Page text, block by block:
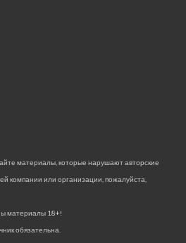
материалы, которые нарушают авторские
компании или организации, пожалуйста,
материалы 18+!
обязательна.